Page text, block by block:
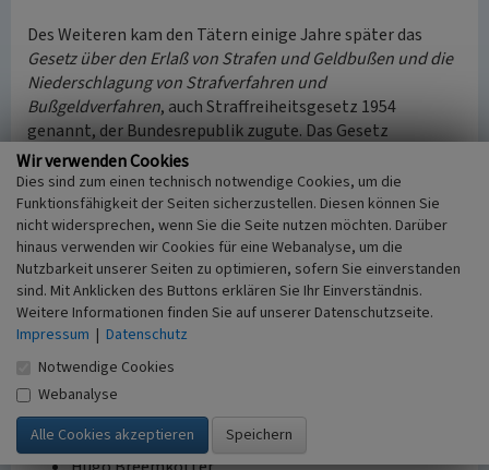
Des Weiteren kam den Tätern einige Jahre später das
Gesetz über den Erlaß von Strafen und Geldbußen und die
Niederschlagung von Strafverfahren und
Bußgeldverfahren, auch Straffreiheitsgesetz 1954
genannt, der Bundesrepublik zugute. Das Gesetz
bedeutete Straffreiheit für viele Täter von
Endphaseverbrechen, das heißt nationalsozialistische
Verbrechen in den letzten Monaten des Zweiten
Weltkrieges, da diese sich auf den Befehlsnotstand
berufen konnten. Spätestens seitdem konnte mit der
erneuten Aufnahme eines Verfahren nicht mehr gerechnet
werden.
Liste der Opfer
Die Namen der Opfer wurden auf einer metallenen
Gedenkplatte am Mahnmal angebracht:
Ludwig Baumann
Wir verwenden Cookies
Dies sind zum einen technisch notwendige Cookies, um die
Funktionsfähigkeit der Seiten sicherzustellen. Diesen können Sie
nicht widersprechen, wenn Sie die Seite nutzen möchten. Darüber
hinaus verwenden wir Cookies für eine Webanalyse, um die
Nutzbarkeit unserer Seiten zu optimieren, sofern Sie einverstanden
sind. Mit Anklicken des Buttons erklären Sie Ihr Einverständnis.
Weitere Informationen finden Sie auf unserer Datenschutzseite.
Impressum | Datenschutz
Notwendige Cookies
Webanalyse